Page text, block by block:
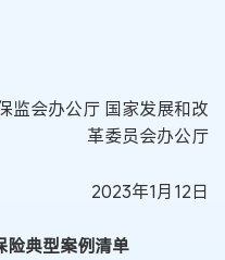
监会办公厅 国家发展和改
革委员会办公厅
2023年1月12日
险典型案例清单